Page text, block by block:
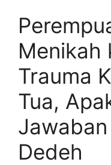
Menikah
Trauma
Tua,
Dedeh